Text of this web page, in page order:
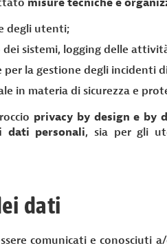
degli utenti;
sistemi, logging delle
la gestione degli incidenti
in materia di sicurezza e
privacy by design e by
dati personali, sia per gli
dati
comunicati e conosciuti